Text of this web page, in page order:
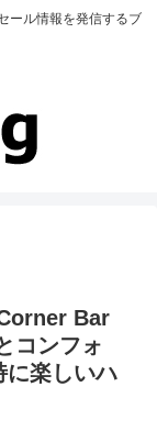
ール情報を発信するブ
Bar
コンフォ
に楽しいハ